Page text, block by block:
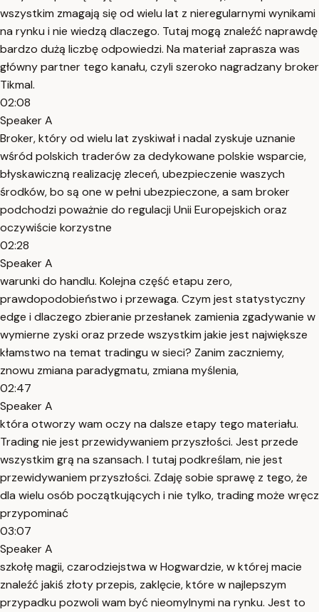
wszystkim zmagają się od wielu lat z nieregularnymi wynikami
na rynku i nie wiedzą dlaczego. Tutaj mogą znaleźć naprawdę
bardzo dużą liczbę odpowiedzi. Na materiał zaprasza was
główny partner tego kanału, czyli szeroko nagradzany broker
Tikmal.
02:08
Speaker A
Broker, który od wielu lat zyskiwał i nadal zyskuje uznanie
wśród polskich traderów za dedykowane polskie wsparcie,
błyskawiczną realizację zleceń, ubezpieczenie waszych
środków, bo są one w pełni ubezpieczone, a sam broker
podchodzi poważnie do regulacji Unii Europejskich oraz
oczywiście korzystne
02:28
Speaker A
warunki do handlu. Kolejna część etapu zero,
prawdopodobieństwo i przewaga. Czym jest statystyczny
edge i dlaczego zbieranie przesłanek zamienia zgadywanie w
wymierne zyski oraz przede wszystkim jakie jest największe
kłamstwo na temat tradingu w sieci? Zanim zaczniemy,
znowu zmiana paradygmatu, zmiana myślenia,
02:47
Speaker A
która otworzy wam oczy na dalsze etapy tego materiału.
Trading nie jest przewidywaniem przyszłości. Jest przede
wszystkim grą na szansach. I tutaj podkreślam, nie jest
przewidywaniem przyszłości. Zdaję sobie sprawę z tego, że
dla wielu osób początkujących i nie tylko, trading może wręcz
przypominać
03:07
Speaker A
szkołę magii, czarodziejstwa w Hogwardzie, w której macie
znaleźć jakiś złoty przepis, zaklęcie, które w najlepszym
przypadku pozwoli wam być nieomylnymi na rynku. Jest to